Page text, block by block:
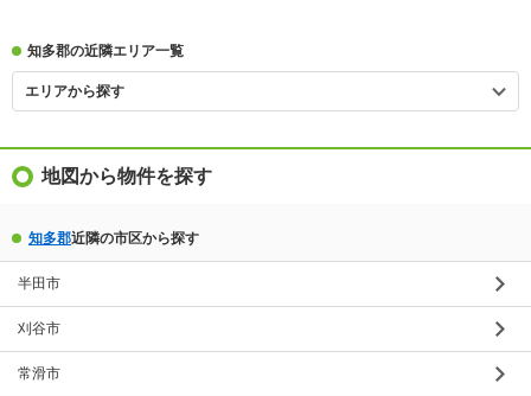
知多郡の近隣エリア一覧
エリアから探す
地図から物件を探す
知多郡近隣の市区から探す
半田市
刈谷市
常滑市